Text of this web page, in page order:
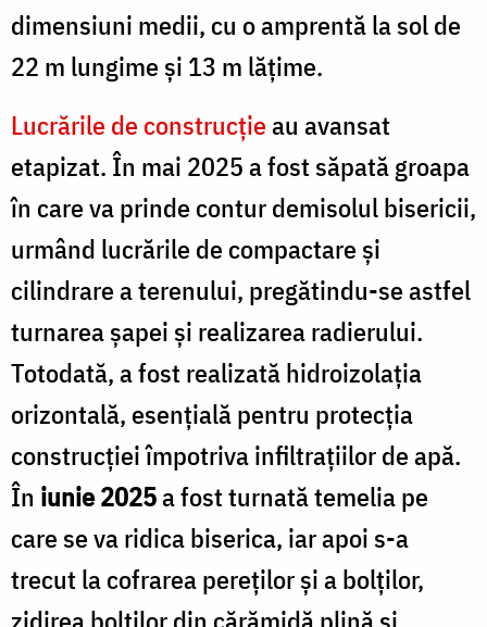
dimensiuni medii, cu o amprentă la sol de
22 m lungime și 13 m lățime.
Lucrările de construcțieau avansat
etapizat. În mai 2025 a fost săpată groapa
în care va prinde contur demisolul bisericii,
urmând lucrările de compactare și
cilindrare a terenului, pregătindu-se astfel
turnarea șapei și realizarea radierului.
Totodată, a fost realizată hidroizolația
orizontală, esențială pentru protecția
construcției împotriva infiltrațiilor de apă.
În iunie 2025a fost turnată temelia pe
care se va ridica biserica, iar apoi s-a
trecut la cofrarea pereților și a bolților,